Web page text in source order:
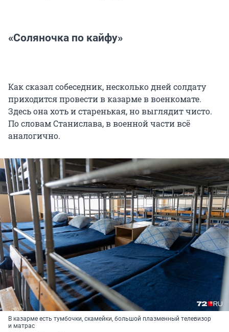
«Соляночка по кайфу»
Как сказал собеседник, несколько дней солдату
приходится провести в казарме в военкомате.
Здесь она хоть и старенькая, но выглядит чисто.
По словам Станислава, в военной части всё
аналогично.
В казарме есть тумбочки, скамейки, большой плазменный телевизор
и матрас